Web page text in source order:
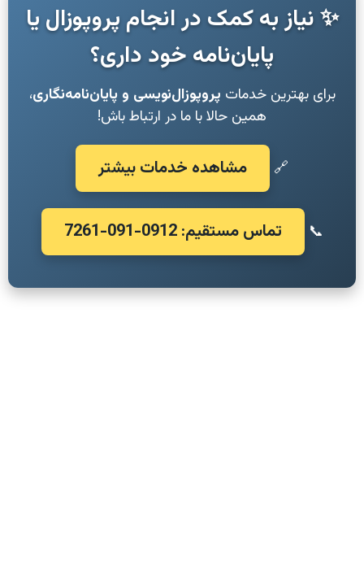
✨ نیاز به کمک در انجام پروپوزال یا
پایان‌نامه خود داری؟
برای بهترین خدمات پروپوزال‌نویسی و پایان‌نامه‌نگاری،
همین حالا با ما در ارتباط باش!
🔗 مشاهده خدمات بیشتر
📞 تماس مستقیم: 0912-091-7261